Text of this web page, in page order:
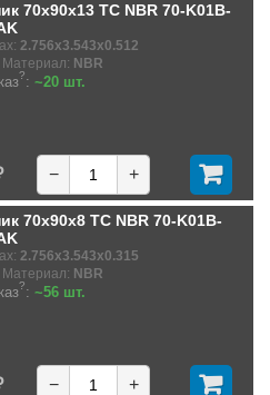
70x90x13 TC NBR 70-K01B-
2.756x3.543x0.512
Материал: NBR
?: ~20 шт.
− +
70x90x8 TC NBR 70-K01B-
2.756x3.543x0.315
Материал: NBR
?: ~56 шт.
− +